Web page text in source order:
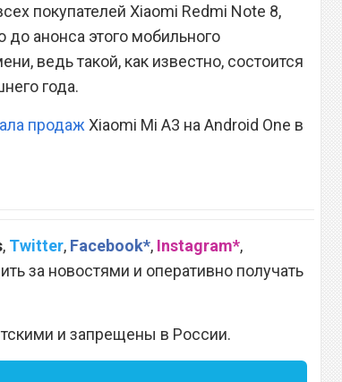
покупателей Xiaomi Redmi Note 8,
до анонса этого мобильного
ведь такой, как известно, состоится
года.
продаж Xiaomi Mi A3 на Android One в
, Twitter, Facebook*, Instagram*,
за новостями и оперативно получать
и запрещены в России.